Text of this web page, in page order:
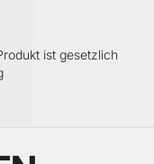
ist gesetzlich